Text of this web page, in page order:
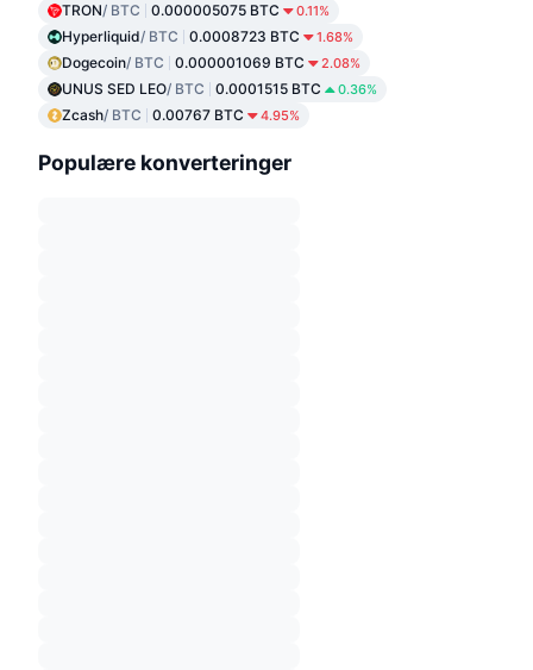
TRON/ BTC 0.000005075 BTC 0.11%
Hyperliquid/ BTC 0.0008723 BTC 1.68%
Dogecoin/ BTC 0.000001069 BTC 2.08%
UNUS SED LEO/ BTC 0.0001515 BTC 0.36%
Zcash/ BTC 0.00767 BTC 4.95%
Populære konverteringer